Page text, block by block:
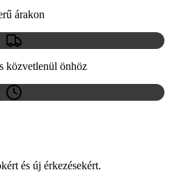
árakon
közvetlenül önhöz
és új érkezésekért.